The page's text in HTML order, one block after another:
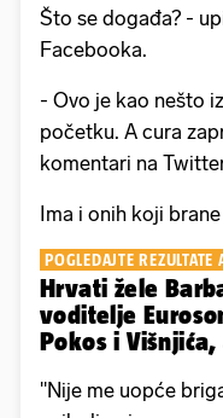
Što se događa? -
Facebooka.
- Ovo je kao nešto
početku. A cura
komentari na
Ima i onih koji
POGLEDAJTE REZULTATE
Hrvati žele
voditelje
Pokos i
"Nije me uopće